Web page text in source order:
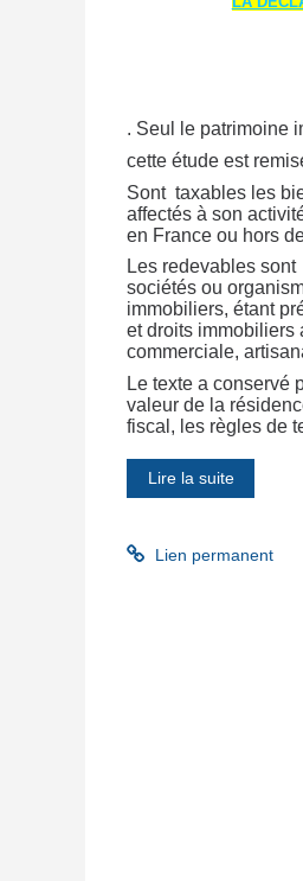
. Seul le patrimoine
cette étude est
Sont taxables les
affectés à son
en France ou hors
Les redevables
sociétés ou
immobiliers, étant
et droits immobiliers
commerciale,
Le texte a conservé
valeur de la
fiscal, les règles de
Lire la suite
Lien permanent